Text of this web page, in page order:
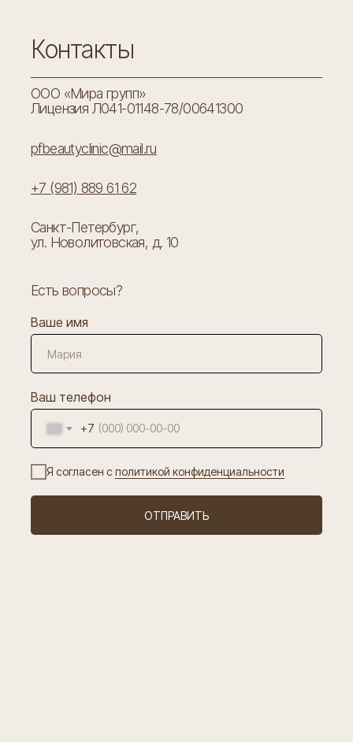
Контакты
ООО «Мира групп»
Лицензия Л041-01148-78/00641300
pfbeautyclinic@mail.ru
+7 (981) 889 61 62
Санкт-Петербург,
ул. Новолитовская, д. 10
Есть вопросы?
Ваше имя
Ваш телефон
+7
Я согласен с политикой конфиденциальности
ОТПРАВИТЬ